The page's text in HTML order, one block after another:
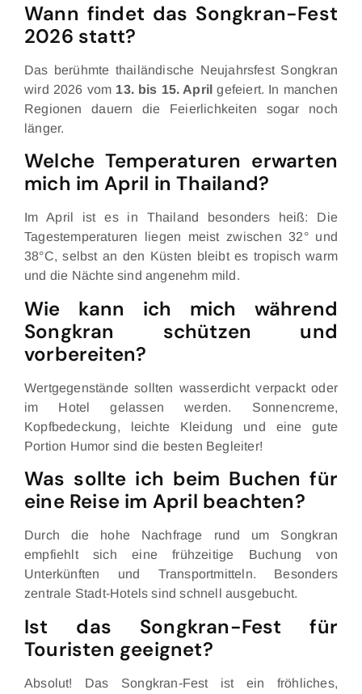
Wann findet das Songkran-Fest
2026 statt?
Das berühmte thailändische Neujahrsfest Songkran
wird 2026 vom 13. bis 15. April gefeiert. In manchen
Regionen dauern die Feierlichkeiten sogar noch
länger.
Welche Temperaturen erwarten
mich im April in Thailand?
Im April ist es in Thailand besonders heiß: Die
Tagestemperaturen liegen meist zwischen 32° und
38°C, selbst an den Küsten bleibt es tropisch warm
und die Nächte sind angenehm mild.
Wie kann ich mich während
Songkran schützen und
vorbereiten?
Wertgegenstände sollten wasserdicht verpackt oder
im Hotel gelassen werden. Sonnencreme,
Kopfbedeckung, leichte Kleidung und eine gute
Portion Humor sind die besten Begleiter!
Was sollte ich beim Buchen für
eine Reise im April beachten?
Durch die hohe Nachfrage rund um Songkran
empfiehlt sich eine frühzeitige Buchung von
Unterkünften und Transportmitteln. Besonders
zentrale Stadt-Hotels sind schnell ausgebucht.
Ist das Songkran-Fest für
Touristen geeignet?
Absolut! Das Songkran-Fest ist ein fröhliches,